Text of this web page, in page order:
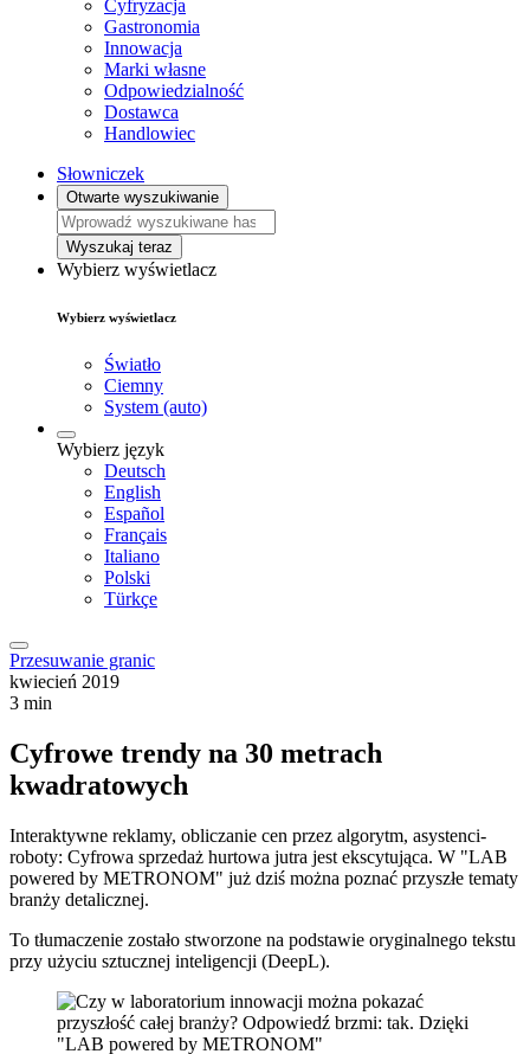
Cyfryzacja
Gastronomia
Innowacja
Marki własne
Odpowiedzialność
Dostawca
Handlowiec
Słowniczek
Otwarte wyszukiwanie
Wyszukaj teraz
Wybierz wyświetlacz
Wybierz wyświetlacz
Światło
Ciemny
System (auto)
Wybierz język
Deutsch
English
Español
Français
Italiano
Polski
Türkçe
Przesuwanie granic
kwiecień 2019
3 min
Cyfrowe trendy na 30 metrach
kwadratowych
Interaktywne reklamy, obliczanie cen przez algorytm, asystenci-
roboty: Cyfrowa sprzedaż hurtowa jutra jest ekscytująca. W "LAB
powered by METRONOM" już dziś można poznać przyszłe tematy
branży detalicznej.
To tłumaczenie zostało stworzone na podstawie oryginalnego tekstu
przy użyciu sztucznej inteligencji (DeepL).